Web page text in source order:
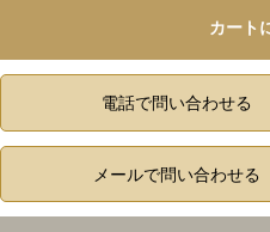
カート
電話で問い合わせる
メールで問い合わせる